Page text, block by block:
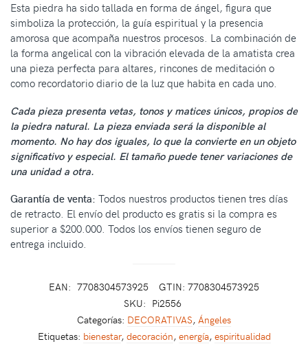
Esta piedra ha sido tallada en forma de ángel, figura que
simboliza la protección, la guía espiritual y la presencia
amorosa que acompaña nuestros procesos. La combinación de
la forma angelical con la vibración elevada de la amatista crea
una pieza perfecta para altares, rincones de meditación o
como recordatorio diario de la luz que habita en cada uno.
Cada pieza presenta vetas, tonos y matices únicos, propios de
la piedra natural. La pieza enviada será la disponible al
momento. No hay dos iguales, lo que la convierte en un objeto
significativo y especial. El tamaño puede tener variaciones de
una unidad a otra.
Garantía de venta: Todos nuestros productos tienen tres días
de retracto. El envío del producto es gratis si la compra es
superior a $200.000. Todos los envíos tienen seguro de
entrega incluido.
EAN: 7708304573925
GTIN: 7708304573925
SKU: Pi2556
Categorías: DECORATIVAS, Ángeles
Etiquetas: bienestar, decoración, energía, espiritualidad